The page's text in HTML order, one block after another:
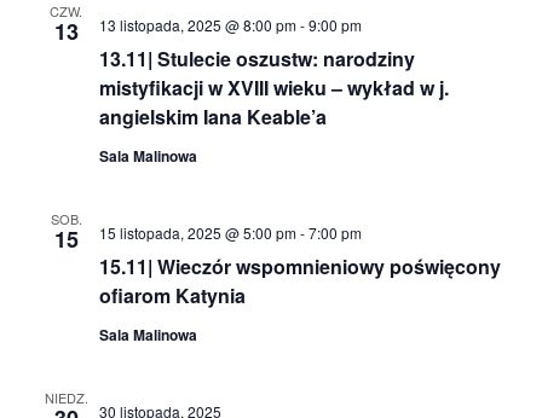
CZW.
13
13.11| Stulecie oszustw: narodziny
mistyfikacji w XVIII wieku – wykład w j.
angielskim Iana Keable’a
13 listopada, 2025 @ 8:00 pm-9:00 pm
Sala Malinowa
SOB.
15
15.11| Wieczór wspomnieniowy poświęcony
ofiarom Katynia
15 listopada, 2025 @ 5:00 pm-7:00 pm
Sala Malinowa
NIEDZ.
30 listopada, 2025